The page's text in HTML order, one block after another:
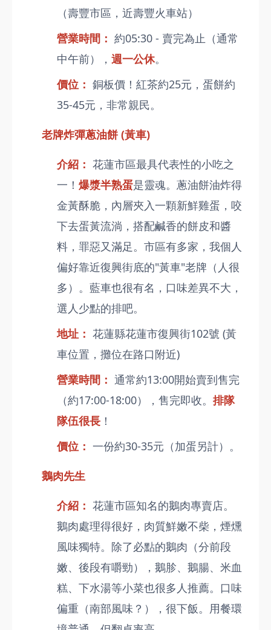
（壽豐市區，近壽豐火車站）
營業時間： 約05:30 - 賣完為止（通常
中午前）， 週一公休。
價位： 銅板價！紅茶約25元，蛋餅約
35-45元，非常親民。
老牌炸彈蔥油餅 (黃車)
介紹： 花蓮市區最具代表性的小吃之
一！ 爆漿半熟蛋是靈魂。蔥油餅油炸得
金黃酥脆，內層夾入一顆新鮮雞蛋，咬
下去蛋黃流淌，搭配鹹香的餅皮和醬
料，罪惡又滿足。市區有多家，我個人
偏好靠近復興街底的"黃車"老牌（人很
多）。藍車也很有名，口味差異不大，
選人少點的排吧。
地址： 花蓮縣花蓮市復興街102號 (黃
車位置，攤位在路口附近)
營業時間： 通常約13:00開始賣到售完
（約17:00-18:00），售完即收。 排隊
隊伍很長 ！
價位： 一份約30-35元（加蛋另計）。
鵝肉先生
介紹： 花蓮市區知名的鵝肉專賣店。
鵝肉處理得很好，肉質鮮嫩不柴，煙燻
風味獨特。除了必點的鵝肉（分前段
嫩、後段有嚼勁），鵝胗、鵝腸、米血
糕、下水湯等小菜也很多人推薦。口味
偏重（南部風味？），很下飯。用餐環